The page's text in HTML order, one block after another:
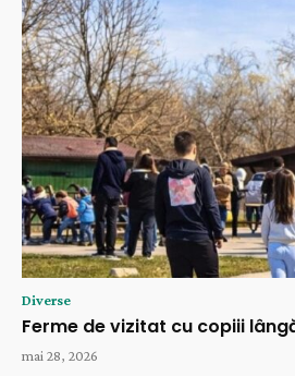
Diverse
Ferme de vizitat cu copiii
mai 28, 2026